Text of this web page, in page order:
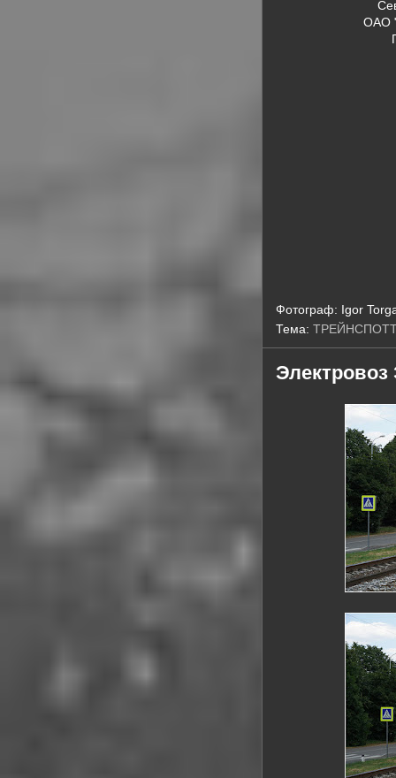
ОАО
Фотограф: Igor
Тема: